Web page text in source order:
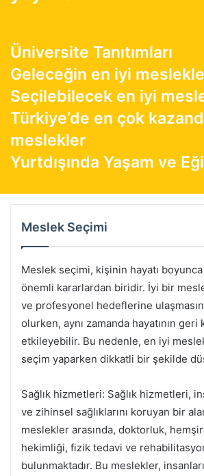
Üniversite Tanıtımları
Geleceğin en iyi
Seçilebilecek en iyi
Türkiye’de en çok
meslekler
Yurtdışında Yaşam ve
Meslek Seçimi
Meslek seçimi, kişinin hayatı boyunca
önemli kararlardan biridir. İyi bir
ve profesyonel hedeflerine
olurken, aynı zamanda hayatının geri
etkileyebilir. Bu nedenle, en iyi
seçim yaparken dikkatli bir şekilde
Sağlık hizmetleri: Sağlık hizmetleri,
ve zihinsel sağlıklarını koruyan bir
meslekler arasında, doktorluk,
hekimliği, fizik tedavi ve
bulunmaktadır. Bu meslekler,